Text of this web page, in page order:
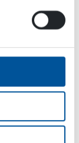
formation
aide. En
j’ai été
nous
termes
anglais.